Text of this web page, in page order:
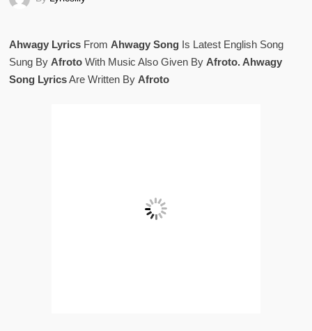
Ahwagy LyricsFrom Ahwagy SongIs Latest English Song
Sung By AfrotoWith Music Also Given By Afroto. Ahwagy
Song LyricsAre Written By Afroto